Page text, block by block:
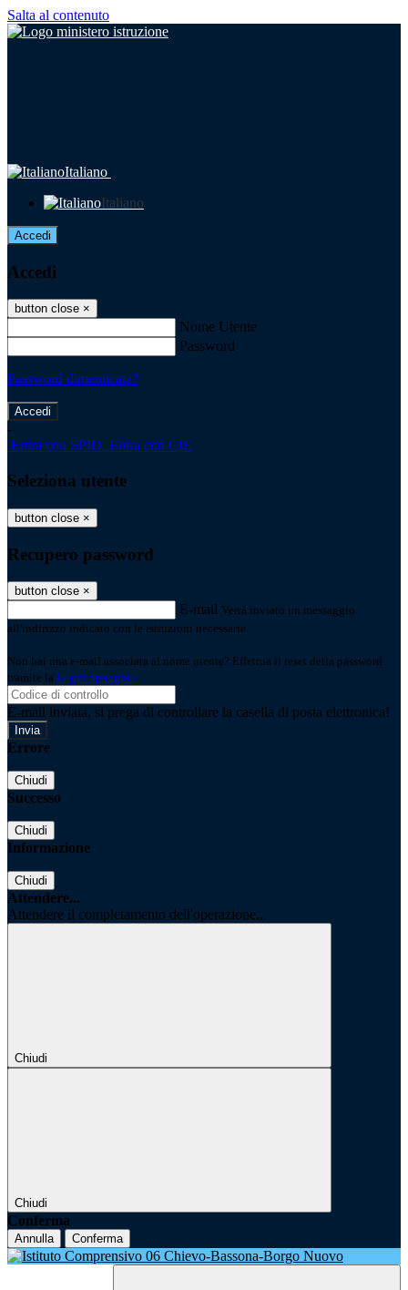
Salta al contenuto
Italiano
Italiano
Accedi
Accedi
button close ×
Nome Utente
Password
Password dimenticata?
-
Entra con SPID Entra con CIE
Seleziona utente
button close ×
Recupero password
button close ×
E-mail Verrà inviato un messaggio
all'indirizzo indicato con le istruzioni necessarie.
Non hai una e-mail associata al nome utente? Effettua il reset della password
tramite la Login Spaggiari
E-mail inviata, si prega di controllare la casella di posta elettronica!
Errore
Chiudi
Successo
Chiudi
Informazione
Chiudi
Attendere...
Attendere il completamento dell'operazione...
Chiudi
Chiudi
Conferma
Annulla Conferma